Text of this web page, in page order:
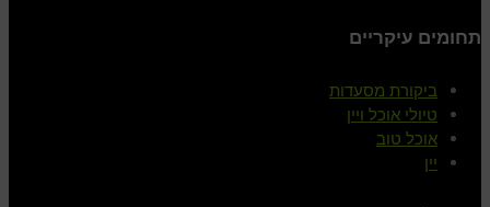
תחומים עיקריים
ביקורת מסעדות
טיולי אוכל ויין
אוכל טוב
יין